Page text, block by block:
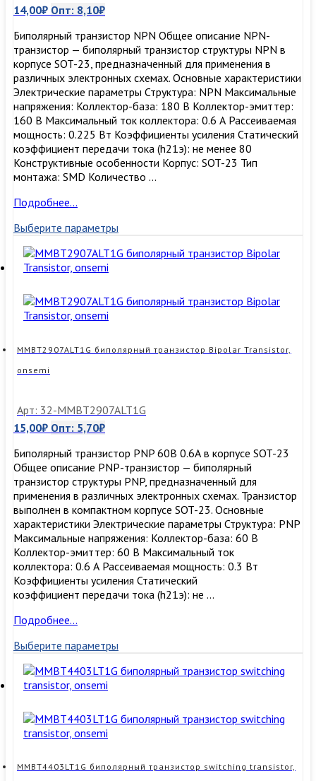
14,00₽ Опт: 8,10₽
Биполярный транзистор NPN Общее описание NPN-
транзистор — биполярный транзистор структуры NPN в
корпусе SOT-23, предназначенный для применения в
различных электронных схемах. Основные характеристики
Электрические параметры Структура: NPN Максимальные
напряжения: Коллектор-база: 180 В Коллектор-эмиттер:
160 В Максимальный ток коллектора: 0.6 А Рассеиваемая
мощность: 0.225 Вт Коэффициенты усиления Статический
коэффициент передачи тока (h21э): не менее 80
Конструктивные особенности Корпус: SOT-23 Тип
монтажа: SMD Количество …
MMBT5551LT1G
транзистор
bipolar
transistor,
onsemi
Подробнее…
Выберите параметры
MMBT2907ALT1G биполярный транзистор Bipolar Transistor,
onsemi
Арт: 32-MMBT2907ALT1G
15,00₽ Опт: 5,70₽
Биполярный транзистор PNP 60В 0.6А в корпусе SOT-23
Общее описание PNP-транзистор — биполярный
транзистор структуры PNP, предназначенный для
применения в различных электронных схемах. Транзистор
выполнен в компактном корпусе SOT-23. Основные
характеристики Электрические параметры Структура: PNP
Максимальные напряжения: Коллектор-база: 60 В
Коллектор-эмиттер: 60 В Максимальный ток
коллектора: 0.6 А Рассеиваемая мощность: 0.3 Вт
Коэффициенты усиления Статический
коэффициент передачи тока (h21э): не …
MMBT2907ALT1G
транзистор
Bipolar
Transistor,
onsemi
Подробнее…
Выберите параметры
MMBT4403LT1G биполярный транзистор switching transistor,